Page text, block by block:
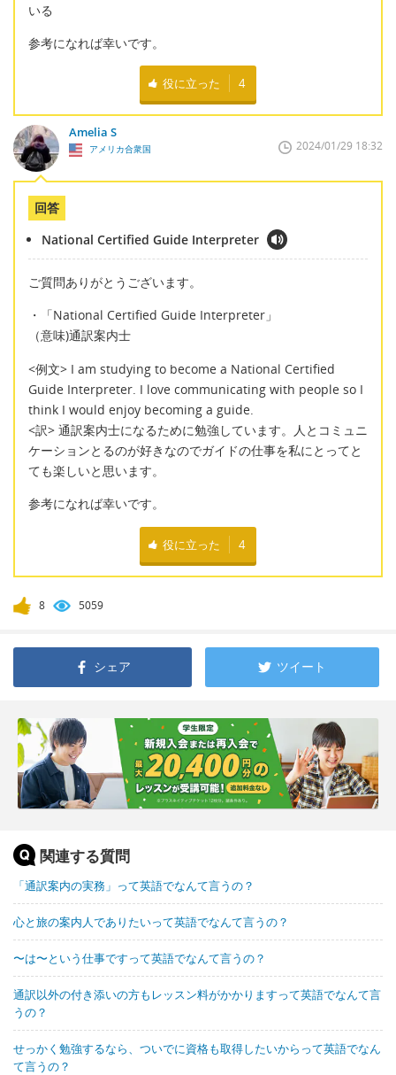
いる
参考になれば幸いです。
役に立った 4
Amelia S
アメリカ合衆国 2024/01/29 18:32
回答
National Certified Guide Interpreter
ご質問ありがとうございます。
・「National Certified Guide Interpreter」
（意味)通訳案内士
<例文> I am studying to become a National Certified
Guide Interpreter. I love communicating with people so I
think I would enjoy becoming a guide.
<訳> 通訳案内士になるために勉強しています。人とコミュニ
ケーションとるのが好きなのでガイドの仕事を私にとってと
ても楽しいと思います。
参考になれば幸いです。
役に立った 4
8 5059
シェア ツイート
関連する質問
「通訳案内の実務」って英語でなんて言うの？
心と旅の案内人でありたいって英語でなんて言うの？
〜は〜という仕事ですって英語でなんて言うの？
通訳以外の付き添いの方もレッスン料がかかりますって英語でなんて言
うの？
せっかく勉強するなら、ついでに資格も取得したいからって英語でなん
て言うの？